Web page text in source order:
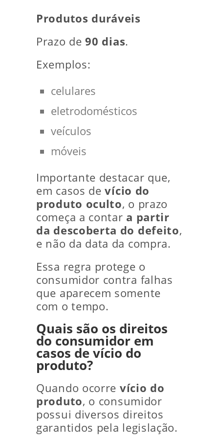
Produtos duráveis
Prazo de90 dias.
Exemplos:
celulares
eletrodomésticos
veículos
móveis
Importante destacar que,
em casos devício do
produto oculto, o prazo
começa a contar a partir
da descoberta do defeito,
e não da data da compra.
Essa regra protege o
consumidor contra falhas
que aparecem somente
com o tempo.
Quais são os direitos
do consumidor em
casos de vício do
produto?
Quando ocorre vício do
produto, o consumidor
possui diversos direitos
garantidos pela legislação.